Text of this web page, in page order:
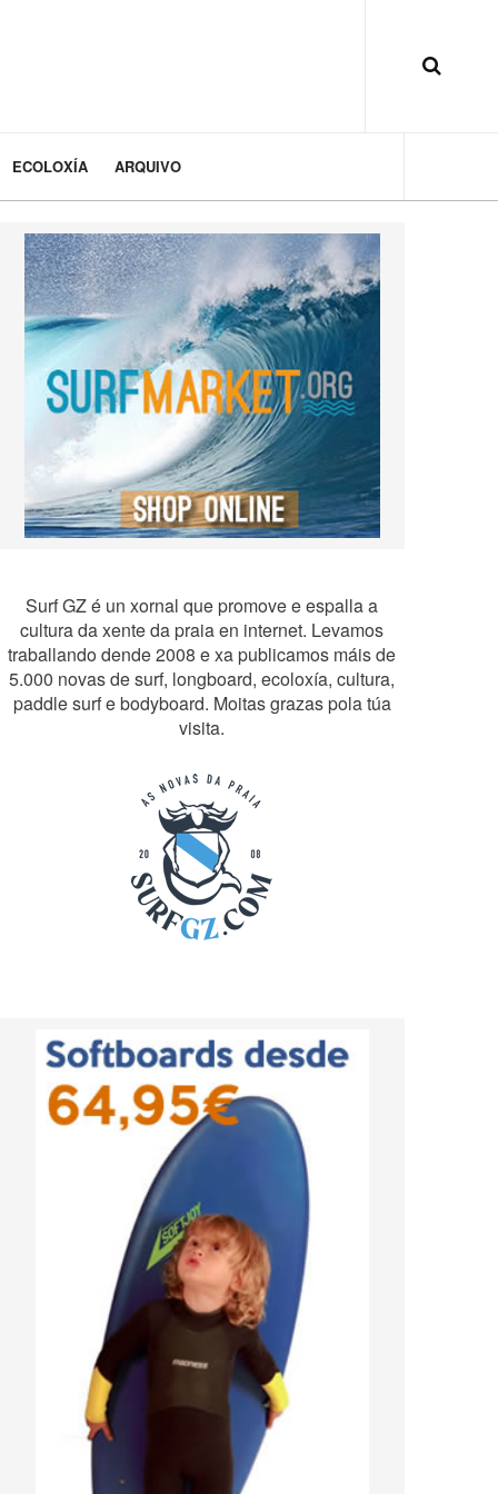
ECOLOXÍA ARQUIVO
Surf GZ é un xornal que promove e espalla a
cultura da xente da praia en internet. Levamos
traballando dende 2008 e xa publicamos máis de
5.000 novas de surf, longboard, ecoloxía, cultura,
paddle surf e bodyboard. Moitas grazas pola túa
visita.